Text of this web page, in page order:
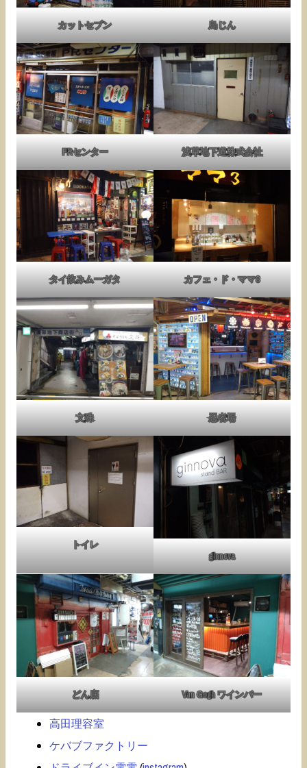
カットセブン 鳥じん
PRセンター 浅草地下道株式会社
タイ飲みムーガタ カフェ・ド・ママ3
文殊 忍者場
トイレ
ginnova
どん底 Van Gogh ワインバー
高田理容室
ケバブファクトリー